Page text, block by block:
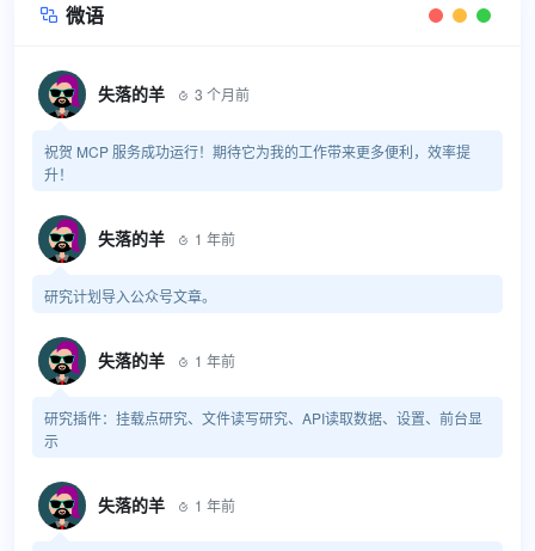
 微语
失落的羊  3 个月前
祝贺 MCP 服务成功运行！期待它为我的工作带来更多便利，效率提
升！
失落的羊  1 年前
研究计划导入公众号文章。
失落的羊  1 年前
研究插件：挂载点研究、文件读写研究、API读取数据、设置、前台显
示
失落的羊  1 年前